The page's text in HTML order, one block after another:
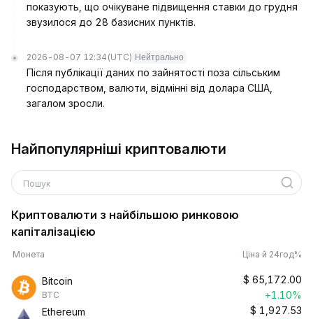
показують, що очікуване підвищення ставки до грудня
звузилося до 28 базисних пунктів.
2026-08-07 12:34 (UTC) Нейтрально
Після публікації даних по зайнятості поза сільським
господарством, валюти, відмінні від долара США,
загалом зросли.
Найпопулярніші криптовалюти
Пошук
Криптовалюти з найбільшою ринковою
капіталізацією
Монета Ціна й 24год%
Bitcoin
BTC
$ 65,172.00
+1.10%
Ethereum
$ 1,927.53